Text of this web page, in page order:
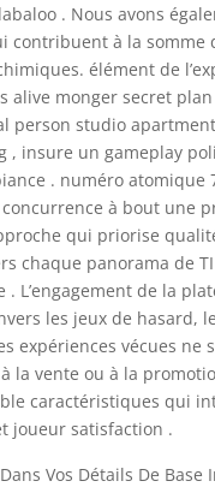
. Nous avons
contribuent à la somme
élément de
alive monger secret
person studio
, insure un gameplay
. numéro atomique
à bout une
qui priorise
chaque panorama de
. L’engagement de la
les jeux de hasard,
expériences vécues ne
la vente ou à la
caractéristiques qui
joueur satisfaction .
Vos Détails De Base